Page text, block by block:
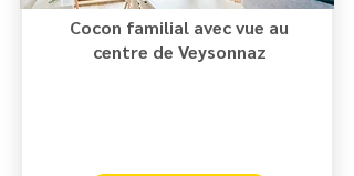
Cocon familial avec vue au
centre de Veysonnaz